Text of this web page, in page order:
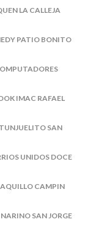
LA CALLEJA
PATIO BONITO
IMAC RAFAEL
SAN
UNIDOS DOCE
CAMPIN
SAN JORGE